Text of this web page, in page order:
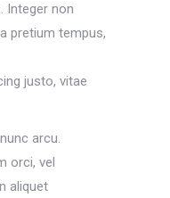
Integer non
pretium tempus,
justo, vitae
arcu.
orci, vel
aliquet